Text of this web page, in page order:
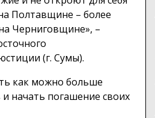
Полтавщине – более
Черниговщине», –
(г. Сумы).
как можно больше
начать погашение своих